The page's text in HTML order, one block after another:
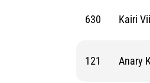
630 Kairi
121 Anary